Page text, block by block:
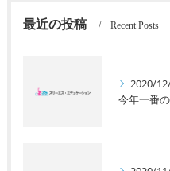
最近の投稿 Recent Posts
2020/
今年一番